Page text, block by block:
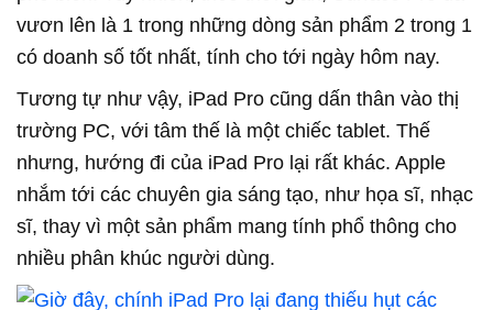
vươn lên là 1 trong những dòng sản phẩm 2 trong 1
có doanh số tốt nhất, tính cho tới ngày hôm nay.
Tương tự như vậy, iPad Pro cũng dấn thân vào thị
trường PC, với tâm thế là một chiếc tablet. Thế
nhưng, hướng đi của iPad Pro lại rất khác. Apple
nhắm tới các chuyên gia sáng tạo, như họa sĩ, nhạc
sĩ, thay vì một sản phẩm mang tính phổ thông cho
nhiều phân khúc người dùng.